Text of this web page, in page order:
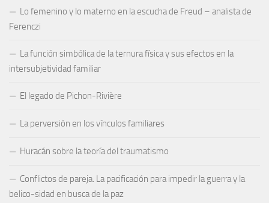
Lo femenino y lo materno en la escucha de Freud – analista de
Ferenczi
La función simbólica de la ternura física y sus efectos en la
intersubjetividad familiar
El legado de Pichon-Rivière
La perversión en los vínculos familiares
Huracán sobre la teoría del traumatismo
Conflictos de pareja. La pacificación para impedir la guerra y la
belico-sidad en busca de la paz